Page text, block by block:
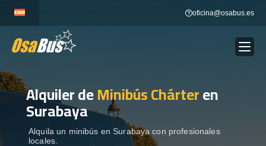
content
oficina@osabus.es
ALQUILER DE AUTOCARES Show dropdown
DESTINOS
Alquiler deMinibús Chárteren
Surabaya
Alquila un minibús en Surabaya con profesionales
locales.